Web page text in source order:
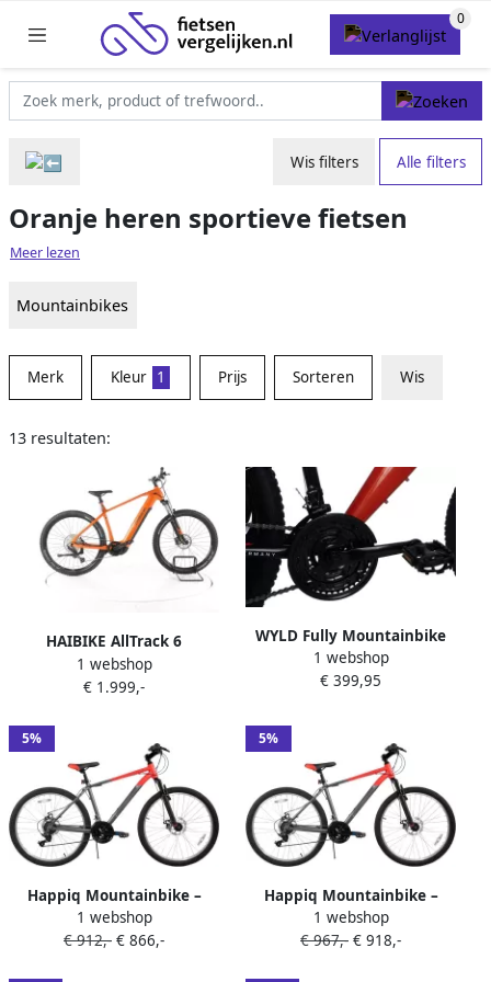
Wis filters Alle filters
Oranje heren sportieve fietsen
Meer lezen
Mountainbikes
Merk Kleur 1 Prijs Sorteren Wis
13 resultaten:
HAIBIKE AllTrack 6
Elektrische hardtail
mountainbike Yamaha Accu
1 webshop
€ 1.999,-
WYLD Fully Mountainbike
26 Bliss – Oranje – 21
versnellingen – Framemaat
1 webshop
€ 399,95
5%
Happiq Mountainbike –
Voor heren en studenten –
18 versnellingen voor- en
1 webshop
€ 912,- € 866,-
5%
Happiq Mountainbike –
Voor heren en studenten –
18 versnellingen voor- en
1 webshop
€ 967,- € 918,-